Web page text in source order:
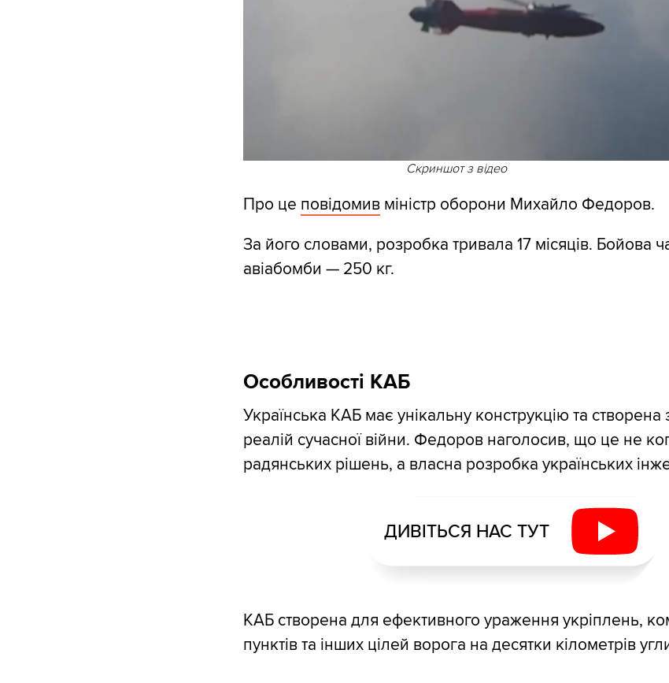
Скриншот з відео
Про це повідомивміністр оборони Михайло Федоров.
За його словами, розробка тривала 17 місяців. Бойова
авіабомби — 250 кг.
Особливості КАБ
Українська КАБ має унікальну конструкцію та створена
реалій сучасної війни. Федоров наголосив, що це не
радянських рішень, а власна розробка українських
ДИВІТЬСЯ НАС ТУТ
КАБ створена для ефективного ураження укріплень,
пунктів та інших цілей ворога на десятки кілометрів